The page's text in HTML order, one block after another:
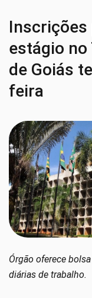
Inscrições
estágio
de Goiás
feira
Órgão oferece
diárias de trabalho.